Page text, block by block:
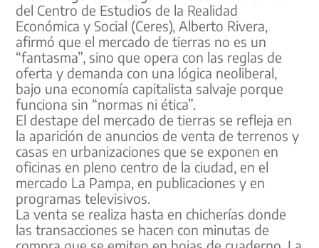
del Centro de Estudios de la Realidad
Económica y Social (Ceres), Alberto Rivera,
afirmó que el mercado de tierras no es un
“fantasma”, sino que opera con las reglas de
oferta y demanda con una lógica neoliberal,
bajo una economía capitalista salvaje porque
funciona sin “normas ni ética”.
El destape del mercado de tierras se refleja en
la aparición de anuncios de venta de terrenos y
casas en urbanizaciones que se exponen en
oficinas en pleno centro de la ciudad, en el
mercado La Pampa, en publicaciones y en
programas televisivos.
La venta se realiza hasta en chicherías donde
las transacciones se hacen con minutas de